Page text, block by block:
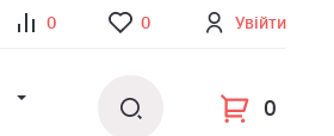
0 0 Увійти
0